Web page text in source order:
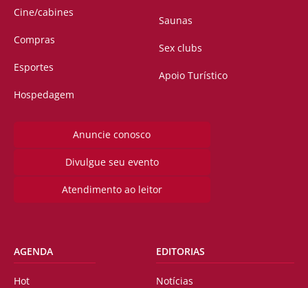
Cine/cabines
Compras
Esportes
Hospedagem
Saunas
Sex clubs
Apoio Turístico
Anuncie conosco
Divulgue seu evento
Atendimento ao leitor
AGENDA
Hot
EDITORIAS
Notícias